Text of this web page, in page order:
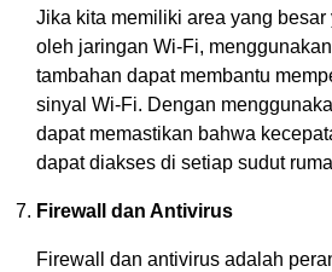
Jika kita memiliki area yang
oleh jaringan Wi-Fi,
tambahan dapat membantu
sinyal Wi-Fi. Dengan
dapat memastikan bahwa
dapat diakses di setiap sudut
Firewall dan Antivirus
Firewall dan antivirus adalah